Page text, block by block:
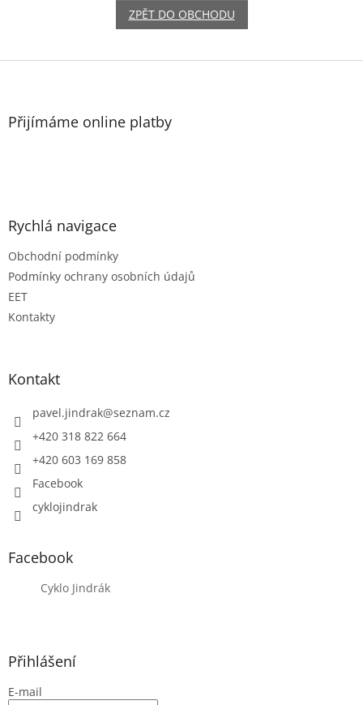
ZPĚT DO OBCHODU
Z
Přijímáme online platby
Rychlá navigace
Obchodní podmínky
Podmínky ochrany osobních údajů
EET
Kontakty
Kontakt
pavel.jindrak@seznam.cz
+420 318 822 664
+420 603 169 858
Facebook
cyklojindrak
Facebook
Cyklo Jindrák
Přihlášení
E-mail